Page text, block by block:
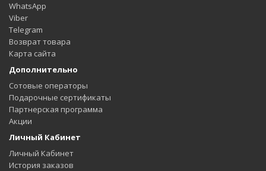
WhatsApp
Viber
Telegram
Возврат товара
Карта сайта
Дополнительно
Сотовые операторы
Подарочные сертификаты
Партнерская программа
Акции
Личный Кабинет
Личный Кабинет
История заказов